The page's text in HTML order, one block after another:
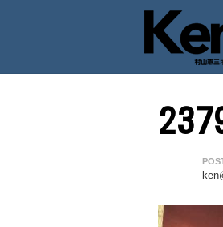
七転八起
村山憲三ウェブ